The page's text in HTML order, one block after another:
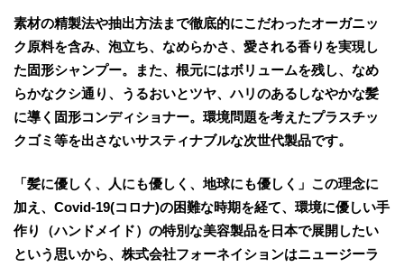
素材の精製法や抽出方法まで徹底的にこだわったオーガニッ
ク原料を含み、泡立ち、なめらかさ、愛される香りを実現し
た固形シャンプー。また、根元にはボリュームを残し、なめ
らかなクシ通り、うるおいとツヤ、ハリのあるしなやかな髪
に導く固形コンディショナー。環境問題を考えたプラスチッ
クゴミ等を出さないサスティナブルな次世代製品です。
​「髪に優しく、人にも優しく、地球にも優しく」この理念に
加え、Covid-19(コロナ)の困難な時期を経て、環境に優しい手
作り（ハンドメイド）の特別な美容製品を日本で展開したい
という思いから、株式会社フォーネイションはニュージーラ